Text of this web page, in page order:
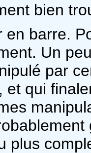
bien
en barre.
Un
par
et qui
plus